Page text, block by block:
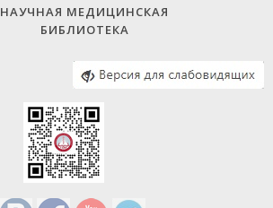
НАУЧНАЯ МЕДИЦИНСКАЯ
БИБЛИОТЕКА